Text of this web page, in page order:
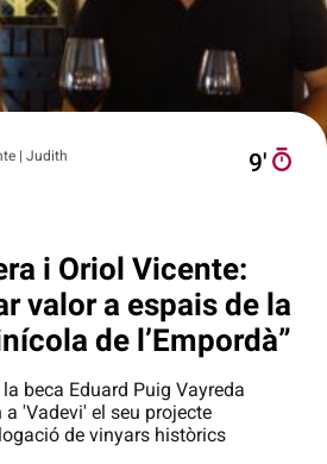
| Judith
9′
i Oriol Vicente:
valor a espais de la
de l’Empordà”
beca Eduard Puig Vayreda
'Vadevi' el seu projecte
de vinyars històrics